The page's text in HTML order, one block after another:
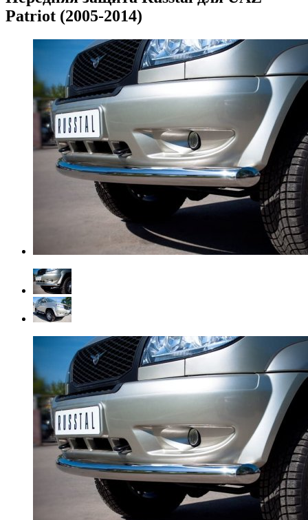
Patriot (2005-2014)